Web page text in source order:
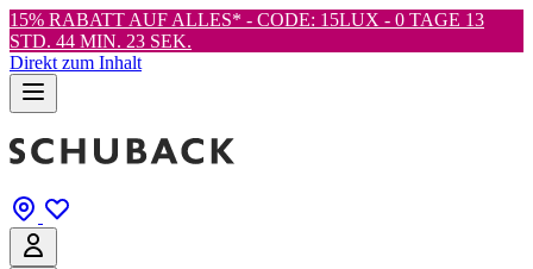
15% RABATT AUF ALLES* - CODE: 15LUX - 0 TAGE 13
STD. 44 MIN. 22 SEK.
Direkt zum Inhalt